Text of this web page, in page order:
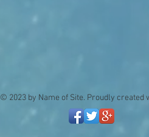
© 2023 by Name of Site. Proudly created